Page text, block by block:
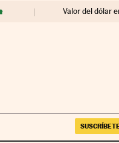
Valor del dólar